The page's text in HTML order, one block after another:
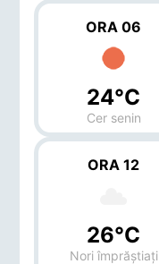
ORA 06
24°C
Cer senin
ORA 12
26°C
Nori împrăștiați